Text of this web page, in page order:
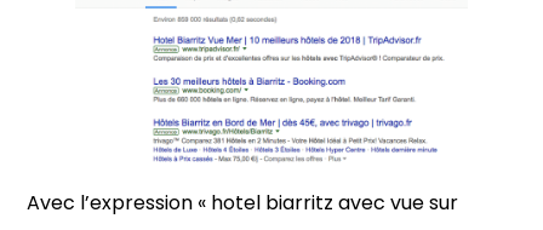
Avec l’expression « hotel biarritz avec vue sur